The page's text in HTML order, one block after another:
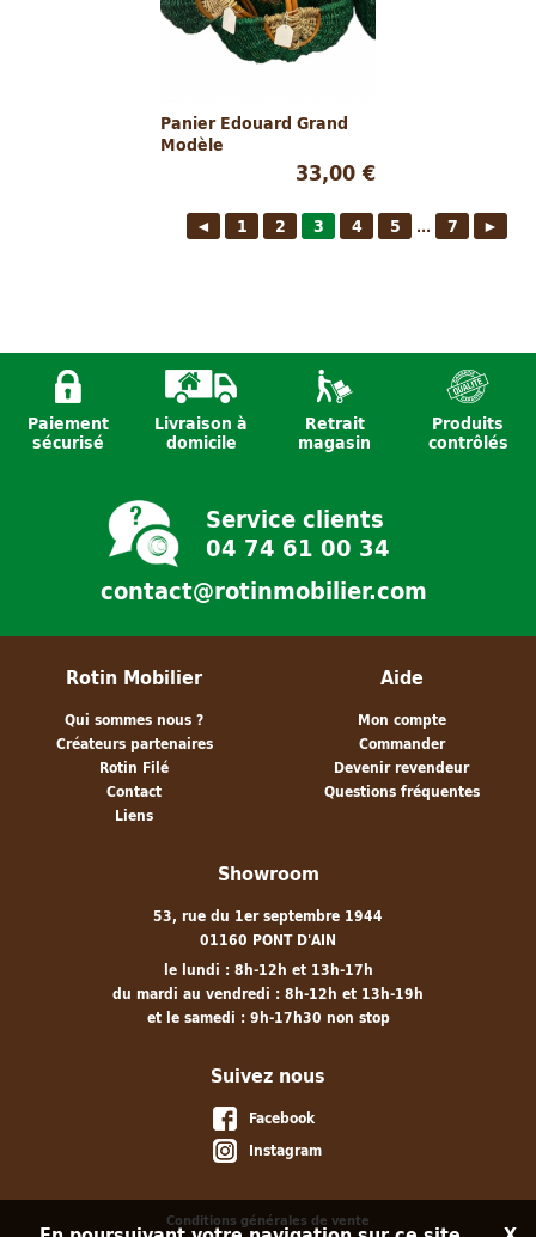
Panier Edouard Grand
Modèle
33,00 €
◄ 1 2 3 4 5 ... 7 ►
Paiement
sécurisé
Livraison à
domicile
Retrait
magasin
Produits
contrôlés
Service clients
04 74 61 00 34
contact@rotinmobilier.com
Rotin Mobilier
Qui sommes nous ?
Créateurs partenaires
Rotin Filé
Contact
Liens
Aide
Mon compte
Commander
Devenir revendeur
Questions fréquentes
Showroom
53, rue du 1er septembre 1944
01160 PONT D'AIN
le lundi : 8h-12h et 13h-17h
du mardi au vendredi : 8h-12h et 13h-19h
et le samedi : 9h-17h30 non stop
Suivez nous
Facebook
Instagram
Conditions générales de vente